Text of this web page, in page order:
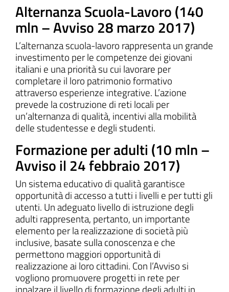
Alternanza Scuola-Lavoro (140
mln – Avviso 28 marzo 2017)
L’alternanza scuola-lavoro rappresenta un grande
investimento per le competenze dei giovani
italiani e una priorità su cui lavorare per
completare il loro patrimonio formativo
attraverso esperienze integrative. L’azione
prevede la costruzione di reti locali per
un’alternanza di qualità, incentivi alla mobilità
delle studentesse e degli studenti.
Formazione per adulti (10 mln –
Avviso il 24 febbraio 2017)
Un sistema educativo di qualità garantisce
opportunità di accesso a tutti i livelli e per tutti gli
utenti. Un adeguato livello di istruzione degli
adulti rappresenta, pertanto, un importante
elemento per la realizzazione di società più
inclusive, basate sulla conoscenza e che
permettono maggiori opportunità di
realizzazione ai loro cittadini. Con l’Avviso si
vogliono promuovere progetti in rete per